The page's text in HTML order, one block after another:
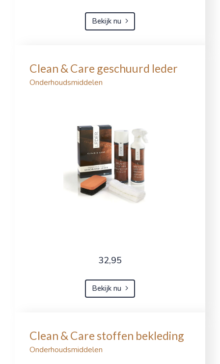
Bekijk nu
Clean & Care geschuurd leder
Onderhoudsmiddelen
32,95
Bekijk nu
Clean & Care stoffen bekleding
Onderhoudsmiddelen